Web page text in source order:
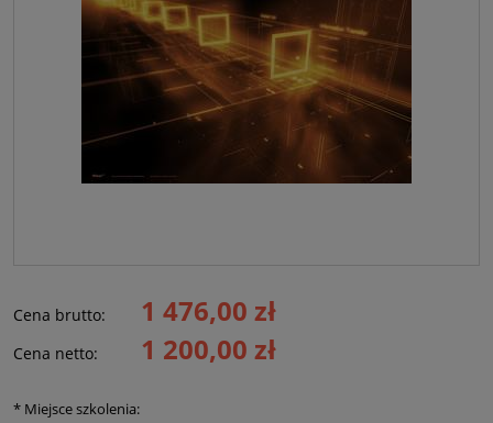
Cena brutto: 1 476,00 zł
Cena netto: 1 200,00 zł
* Miejsce szkolenia: